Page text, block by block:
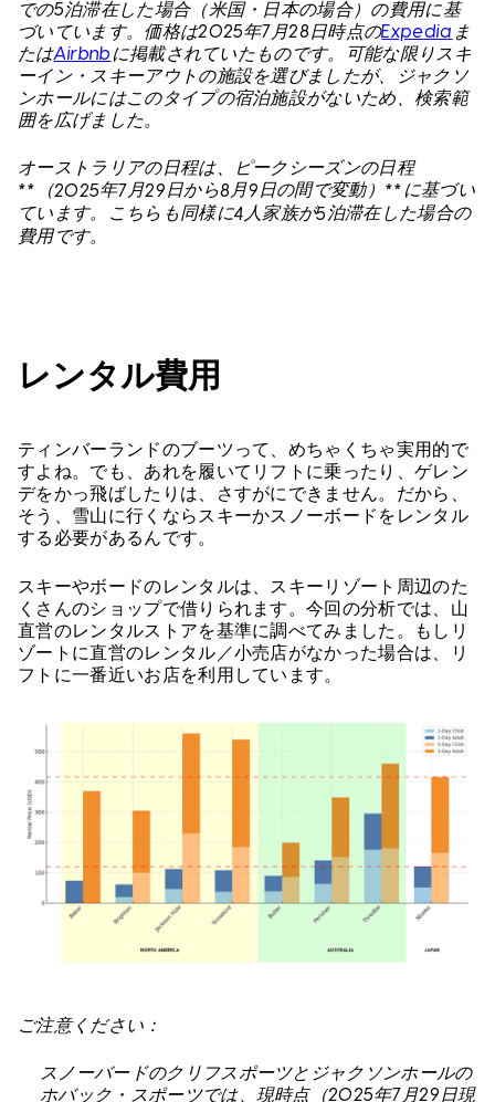
での5泊滞在した場合（米国・日本の場合）の費用に基
づいています。価格は2025年7月28日時点のExpedia ま
たはAirbnb に掲載されていたものです。可能な限りスキ
ーイン・スキーアウトの施設を選びましたが、ジャクソ
ンホールにはこのタイプの宿泊施設がないため、検索範
囲を広げました。
オーストラリアの日程は、ピークシーズンの日程
**
（2025年7月29日から8月9日の間で変動） ** に基づい
ています。こちらも同様に4 人家族が5 泊滞在した場合の
費用です。
レンタル費用
ティンバーランドのブーツって、めちゃくちゃ実用的で
すよね。でも、あれを履いてリフトに乗ったり、ゲレン
デをかっ飛ばしたりは、さすがにできません。だから、
そう、雪山に行くならスキーかスノーボードをレンタル
する必要があるんです。
スキーやボードのレンタルは、スキーリゾート周辺のた
くさんのショップで借りられます。今回の分析では、山
直営のレンタルストアを基準に調べてみました。もしリ
ゾートに直営のレンタル／小売店がなかった場合は、リ
フトに一番近いお店を利用しています。
ご注意ください：
スノーバードのクリフスポーツとジャクソンホールの
ホバック・スポーツでは、現時点（2025年7月29日現